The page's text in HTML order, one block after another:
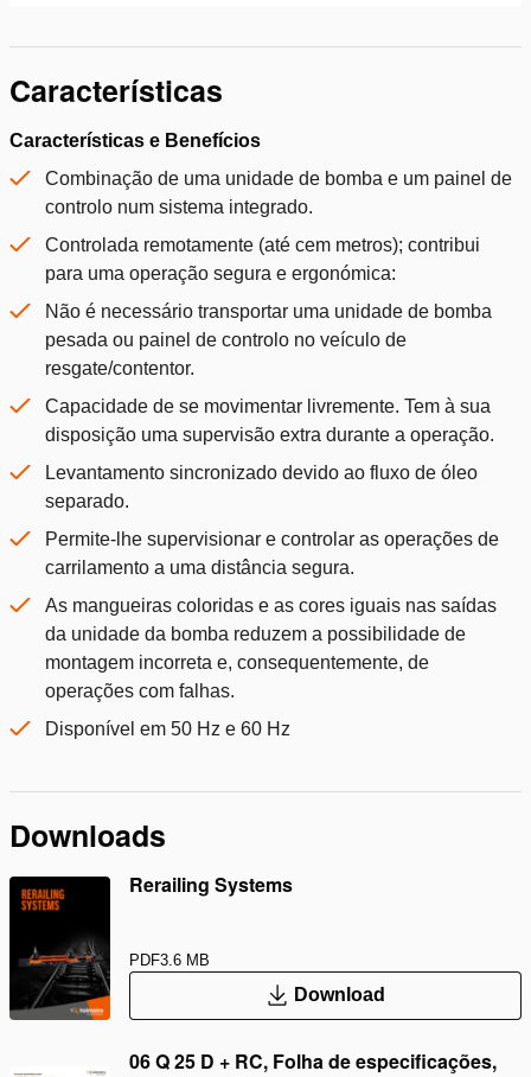
Características
Características e Benefícios
Combinação de uma unidade de bomba e um painel de
controlo num sistema integrado.
Controlada remotamente (até cem metros); contribui
para uma operação segura e ergonómica:
Não é necessário transportar uma unidade de bomba
pesada ou painel de controlo no veículo de
resgate/contentor.
Capacidade de se movimentar livremente. Tem à sua
disposição uma supervisão extra durante a operação.
Levantamento sincronizado devido ao fluxo de óleo
separado.
Permite-lhe supervisionar e controlar as operações de
carrilamento a uma distância segura.
As mangueiras coloridas e as cores iguais nas saídas
da unidade da bomba reduzem a possibilidade de
montagem incorreta e, consequentemente, de
operações com falhas.
Disponível em 50 Hz e 60 Hz
Downloads
Rerailing Systems
PDF3.6 MB
Download
06 Q 25 D + RC, Folha de especificações,